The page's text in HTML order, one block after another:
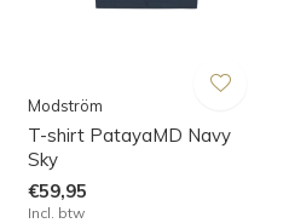
Modström
T-shirt PatayaMD Navy
Sky
€59,95
Incl. btw